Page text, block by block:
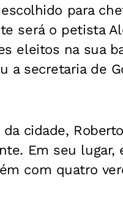
para
será o petista
eleitos na sua
a secretaria de
cidade,
Em seu lugar,
com quatro